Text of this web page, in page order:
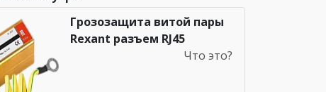
Грозозащита витой пары
Rexant разъем RJ45
Что это?